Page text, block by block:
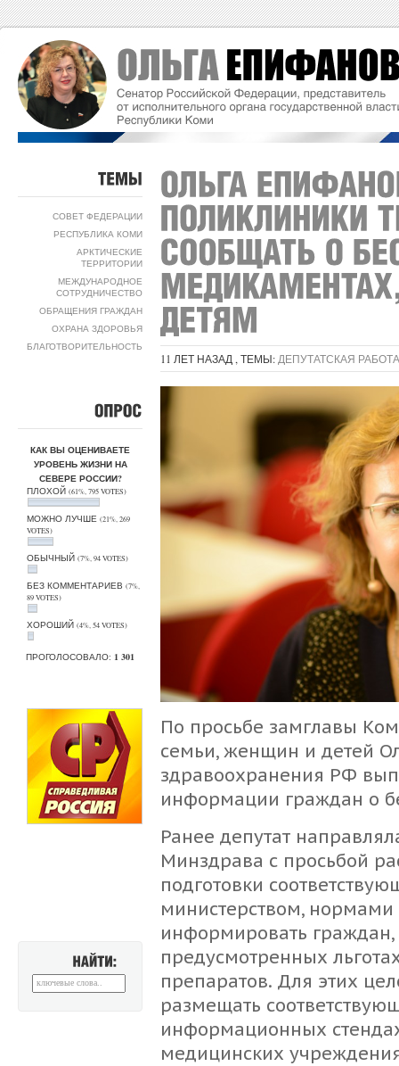
СОВЕТ ФЕДЕРАЦИИ
РЕСПУБЛИКА КОМИ
АРКТИЧЕСКИЕ
ТЕРРИТОРИИ
МЕЖДУНАРОДНОЕ
СОТРУДНИЧЕСТВО
ОБРАЩЕНИЯ ГРАЖДАН
ОХРАНА ЗДОРОВЬЯ
БЛАГОТВОРИТЕЛЬНОСТЬ
КАК ВЫ ОЦЕНИВАЕТЕ
УРОВЕНЬ ЖИЗНИ НА
СЕВЕРЕ РОССИИ?
ПЛОХОЙ (61%, 795 VOTES)
МОЖНО ЛУЧШЕ (21%, 269
VOTES)
ОБЫЧНЫЙ (7%, 94 VOTES)
БЕЗ КОММЕНТАРИЕВ (7%,
89 VOTES)
ХОРОШИЙ (4%, 54 VOTES)
ПРОГОЛОСОВАЛО: 1 301
11 ЛЕТ НАЗАД , ТЕМЫ: ДЕПУТАТСКАЯ РАБОТА
По просьбе замглавы
семьи, женщин и детей
здравоохранения РФ
информации граждан о
Ранее депутат
Минздрава с просьбой
подготовки
министерством, нормами
информировать
предусмотренных
препаратов. Для этих
размещать
информационных
медицинских